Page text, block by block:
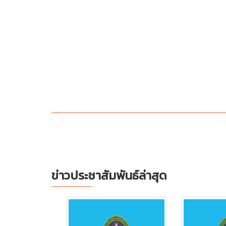
ข่าวประชาสัมพันธ์ล่าสุด